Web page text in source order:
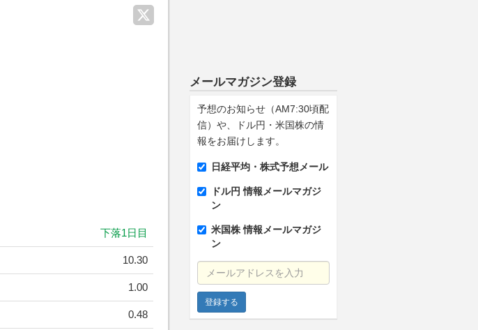
下落1日目
10.30
1.00
0.48
メールマガジン登録
予想のお知らせ（AM7:30頃配
信）や、ドル円・米国株の情
報をお届けします。
日経平均・株式予想メール
ドル円 情報メールマガジ
ン
米国株 情報メールマガジ
ン
メールアドレスを入力